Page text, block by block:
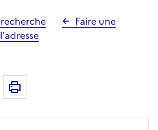
Faire une
email
Copier dans le presse-papier